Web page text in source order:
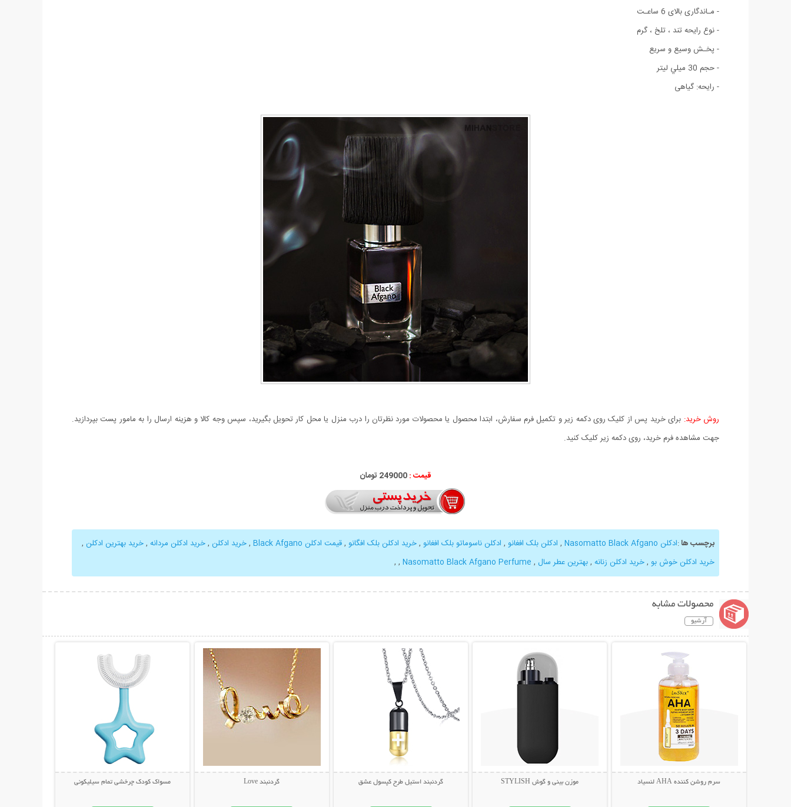
- مـاندگاری بالای 6 ساعـت
- نوع رايحه تند ، تلخ ، گرم
- پخـش وسیع و سریع
- حجم 30 ميلي ‌ليتر
- رایحه: گیاهی
روش خرید: برای خرید پس از کلیک روی دکمه زیر و تکمیل فرم سفارش، ابتدا محصول یا محصولات مورد نظرتان را درب منزل یا محل کار تحویل بگیرید، سپس وجه کالا و هزینه ارسال را به مامور پست بپردازید.
جهت مشاهده فرم خرید، روی دکمه زیر کلیک کنید.
قیمت : 249000 تومان
برچسب ها:ادکلن Nasomatto Black Afgano , ادکلن بلک افغانو , ادکلن ناسوماتو بلک افغانو ,خرید ادکلن بلک افگانو ,قیمت ادکلن Black Afgano ,خرید ادکلن ,خرید ادکلن مردانه ,خرید بهترین ادکلن ,
خرید ادکلن خوش بو ,خرید ادکلن زنانه ,بهترین عطر سال ,
Nasomatto Black Afgano Perfume
,
,
محصولات مشابه
آرشیو
سرم روشن کننده AHA لنسیاد موزن بینی و گوش STYLISH گردنبند استیل طرح کپسول عشق گردنبند Love مسواک کودک چرخشی تمام سیلیکونی